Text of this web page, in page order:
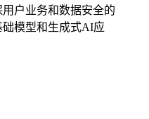
户业务和数据安全的
模型和生成式AI应